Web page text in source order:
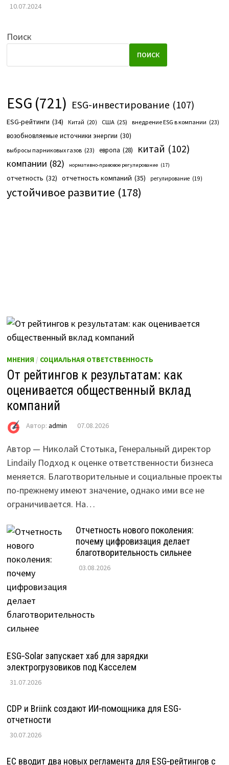
10.07.2024
Поиск
ПОИСК
ESG (721) ESG-инвестирование (107)
ESG-рейтинги (34) Китай (20) США (25) внедрение ESG в компании (23)
возобновляемые источники энергии (30)
выбросы парниковых газов (23) европа (28) китай (102)
компании (82) нормативно-правовое регулирование (17)
отчетность (32) отчетность компаний (35) регулирование (19)
устойчивое развитие (178)
МНЕНИЯ / СОЦИАЛЬНАЯ ОТВЕТСТВЕННОСТЬ
От рейтингов к результатам: как
оценивается общественный вклад
компаний
Автор: admin 07.08.2026
Автор — Николай Стотыка, Генеральный директор
Lindaily Подход к оценке ответственности бизнеса
меняется. Благотворительные и социальные проекты
по-прежнему имеют значение, однако ими все не
ограничивается. На…
Отчетность нового поколения:
почему цифровизация делает
благотворительность сильнее
03.08.2026
ESG‑Solar запускает хаб для зарядки
электрогрузовиков под Касселем
31.07.2026
CDP и Briink создают ИИ‑помощника для ESG-
отчетности
30.07.2026
ЕС вводит два новых регламента для ESG‑рейтингов с